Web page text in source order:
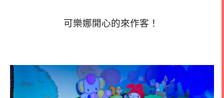
可樂娜開心的來作客！